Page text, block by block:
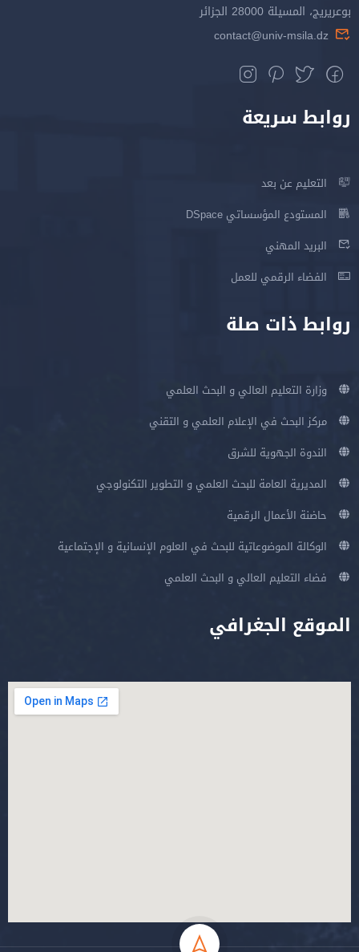
بوعريريج، المسيلة 28000 الجزائر
contact@univ-msila.dz
روابط سريعة
التعليم عن بعد
المستودع المؤسساتي DSpace
البريد المهني
الفضاء الرقمي للعمل
روابط ذات صلة
وزارة التعليم العالي و البحث العلمي
مركز البحث في الإعلام العلمي و التقني
الندوة الجهوية للشرق
المديرية العامة للبحث العلمي و التطوير التكنولوجي
حاضنة الأعمال الرقمية
الوكالة الموضوعاتية للبحث في العلوم الإنسانية و الإجتماعية
فضاء التعليم العالي و البحث العلمي
الموقع الجغرافي